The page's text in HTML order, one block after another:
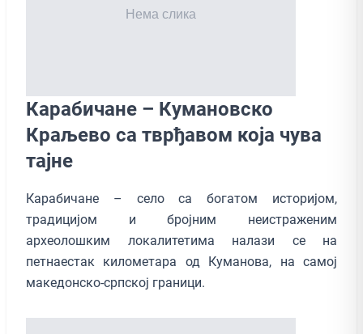
Карабичане – Кумановско
Краљево са тврђавом која чува
тајне
Карабичане – село са богатом историјом,
традицијом и бројним неистраженим
археолошким локалитетима налази се на
петнаестак километара од Куманова, на самој
македонско-српској граници.